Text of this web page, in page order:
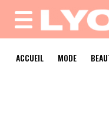
MENU
ACCUEIL MODE